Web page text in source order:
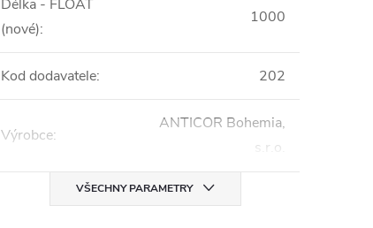
Délka - FLOAT
(nové):
1000
Kod dodavatele: 202
Výrobce:
ANTICOR Bohemia,
s.r.o.
VŠECHNY PARAMETRY